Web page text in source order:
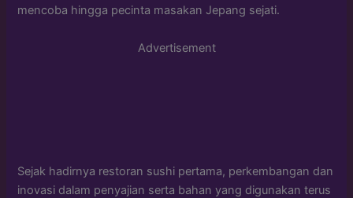
mencoba hingga pecinta masakan Jepang sejati.
Advertisement
Sejak hadirnya restoran sushi pertama, perkembangan dan
inovasi dalam penyajian serta bahan yang digunakan terus